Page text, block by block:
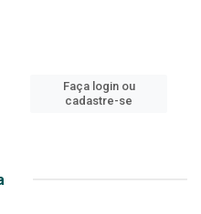
Faça login ou
cadastre-se